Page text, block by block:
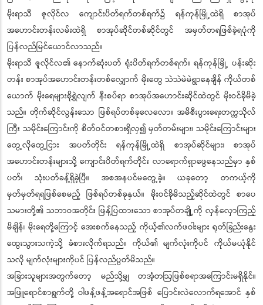
မိုးရာသီ ဇူလိုင်လ ကျောင်းပိတ်ရက်တစ်ရက်၌ ရန်ကုန်မြို့ထဲရှိ စာအုပ်
အဟောင်းတန်းလမ်းထဲရှိ စာအုပ်ဆိုင်တစ်ဆိုင်တွင် အမှတ်တရဖြစ်ခဲ့ရပုံကို
ပြန်လည်မြင်ယောင်လာသည်။
မိုးရာသီ ဇူလိုင်လ၏ နောက်ဆုံးပတ် ရုံးပိတ်ရက်တစ်ရက်။ ရန်ကုန်မြို့ ပန်းဆိုး
တန်း စာအုပ်အဟောင်းတန်းတစ်လျှောက် မိုးတွေ သဲသဲမဲမဲရွာနေချိန် ကိုယ်တစ်
ယောက် မိုးရေများစိုရွှဲလျက် နီးစပ်ရာ စာအုပ်အဟောင်းဆိုင်ထဲတွင် မိုးဝင်ခိုမိခဲ့
သည်။ တိုက်ဆိုင်လွန်းသော ဖြစ်ရပ်တစ်ခုလေလော။ အမိစီးပွားရေးတက္ကသိုလ်
ကြီး သမိုင်းကြောင်းကို စိတ်ဝင်တစားရှိလှ၍ မှတ်တမ်းများ၊ သမိုင်းကြောင်းများ
တွေ့လိုတွေ့ငြား အပတ်တိုင်း ရန်ကုန်မြို့ထဲရှိ စာအုပ်ဆိုင်များ၊ စာအုပ်
အဟောင်းတန်းများသို့ ကျောင်းပိတ်ရက်တိုင်း လာရောက်ရှာဖွေနေသည်မှာ နှစ်
ပတ်၊ သုံးပတ်ခန့်ရှိခဲ့ပြီ။ အစအနပင်မတွေ့ခဲ့။ ယခုတော့ တကယ့်ကို
မှတ်မှတ်ရရဖြစ်စေမည့် ဖြစ်ရပ်တစ်ခုနှယ်။ မိုးဝင်ခိုမိသည့်ဆိုင်ထဲတွင် စာပေ
သမားတို့၏ သဘာဝအတိုင်း ဖြန့်ပြထားသော စာအုပ်တချို့ကို လှန်လှောကြည့်
မိချိန်၊ မိုးရေတို့ကြောင့် အေးစက်နေသည့် ကိုယ့်၏လက်ဖဝါးများ ရုတ်ခြည်းနွေး
ထွေးသွားသကဲ့သို့ ခံစားလိုက်ရသည်။ ကိုယ်၏ မျက်လုံးကိုပင် ကိုယ်မယုံနိုင်
သလို မျက်လုံးများကိုပင် ပြန်လည်ပွတ်မိသည်။
အခြားသူများအတွက်တော့ မည်သို့မျှ တအံ့တဩဖြစ်စရာအကြောင်းမရှိနိုင်။
အဖြူရောင်စာရွက်တို့ ဝါဖန့်ဖန့်အရောင်အဖြစ် ပြောင်းလဲလောက်ရအောင် နှစ်